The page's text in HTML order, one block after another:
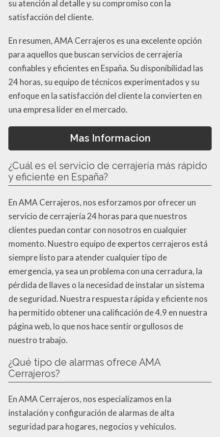
su atención al detalle y su compromiso con la
satisfacción del cliente.
En resumen, AMA Cerrajeros es una excelente opción
para aquellos que buscan servicios de cerrajería
confiables y eficientes en España. Su disponibilidad las
24 horas, su equipo de técnicos experimentados y su
enfoque en la satisfacción del cliente la convierten en
una empresa líder en el mercado.
Mas Informacion
¿Cuál es el servicio de cerrajería más rápido
y eficiente en España?
En AMA Cerrajeros, nos esforzamos por ofrecer un
servicio de cerrajería 24 horas para que nuestros
clientes puedan contar con nosotros en cualquier
momento. Nuestro equipo de expertos cerrajeros está
siempre listo para atender cualquier tipo de
emergencia, ya sea un problema con una cerradura, la
pérdida de llaves o la necesidad de instalar un sistema
de seguridad. Nuestra respuesta rápida y eficiente nos
ha permitido obtener una calificación de 4.9 en nuestra
página web, lo que nos hace sentir orgullosos de
nuestro trabajo.
¿Qué tipo de alarmas ofrece AMA
Cerrajeros?
En AMA Cerrajeros, nos especializamos en la
instalación y configuración de alarmas de alta
seguridad para hogares, negocios y vehículos.